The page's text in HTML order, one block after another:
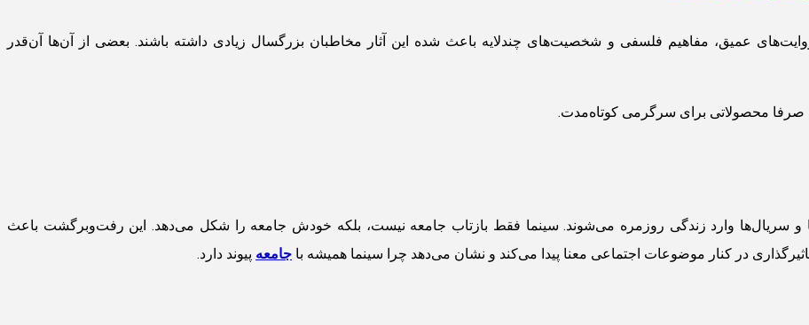
عمیق، مفاهیم فلسفی و شخصیت‌های چندلایه باعث شده این آثار مخاطبان بزرگسال زیادی داشته باشند. بعضی از آن‌ها آن‌قدر
صرفا محصولاتی برای سرگرمی کوتاه‌مدت.
سریال‌ها وارد زندگی روزمره می‌شوند. سینما فقط بازتاب جامعه نیست، بلکه خودش جامعه را شکل می‌دهد. این رفت‌وبرگشت باعث
در کنار موضوعات اجتماعی معنا پیدا می‌کند و نشان می‌دهد چرا سینما همیشه با جامعه پیوند دارد.